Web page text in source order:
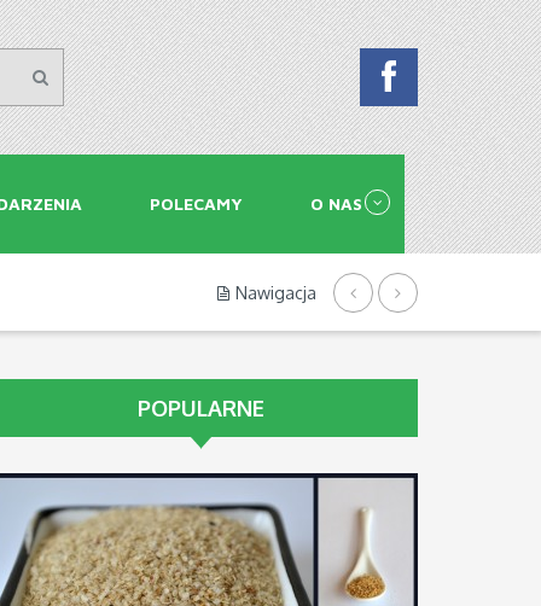
POLECAMY O NAS
Nawigacja
POPULARNE